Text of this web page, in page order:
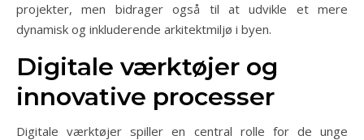
projekter, men bidrager også til at udvikle et mere
dynamisk og inkluderende arkitektmiljø i byen.
Digitale værktøjer og
innovative processer
Digitale værktøjer spiller en central rolle for de unge